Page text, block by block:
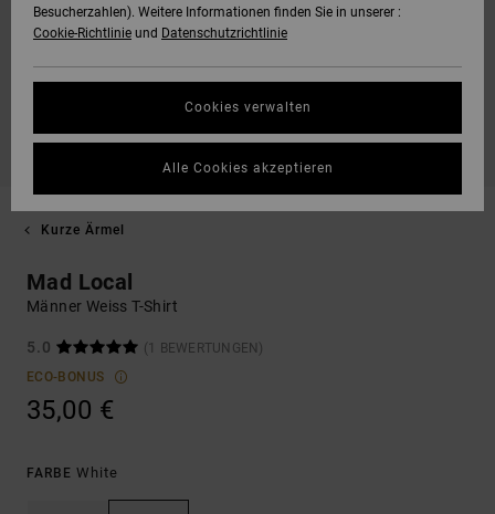
Kurze Ärmel
Mad Local
Männer Weiss T-Shirt
5.0
(1 BEWERTUNGEN)
ECO-BONUS
35,00 €
FARBE White
Besucherzahlen). Weitere Informationen finden Sie in unserer :
Cookie-Richtlinie und Datenschutzrichtlinie
Cookies verwalten
Alle Cookies akzeptieren